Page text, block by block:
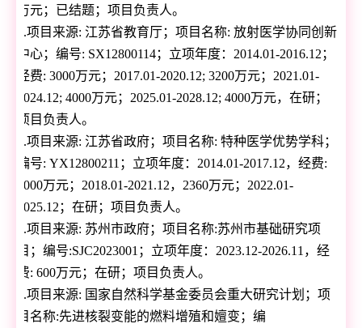
万元；已结题；项目负责人。
3.项目来源: 江苏省教育厅；项目名称:放射医学协同创新
中心；编号: SX12800114；立项年度： 2014.01-2016.12 ；
经费: 3000万元； 2017.01-2020.12; 3200万元； 2021.01-
2024.12; 4000万元； 2025.01-2028.12; 4000万元，在研；
项目负责人。
4.项目来源: 江苏省政府；项目名称:特种医学优势学科；
编号: YX12800211 ；立项年度： 2014.01-2017.12，经费:
2000万元； 2018.01-2021.12， 2360万元； 2022.01-
2025.12 ；在研；项目负责人。
5.项目来源: 苏州市政府；项目名称:苏州市基础研究项
目；编号:SJC2023001 ；立项年度： 2023.12-2026.11 ，经
费: 600万元；在研；项目负责人。
6.项目来源: 国家自然科学基金委员会重大研究计划；项
目名称:先进核裂变能的燃料增殖和嬗变；编